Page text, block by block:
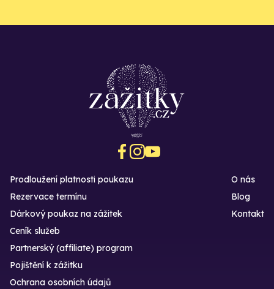
Prodloužení platnosti poukazu
Rezervace termínu
Dárkový poukaz na zážitek
O nás
Blog
Kontakt
Ceník služeb
Partnerský (affiliate) program
Pojištění k zážitku
Ochrana osobních údajů